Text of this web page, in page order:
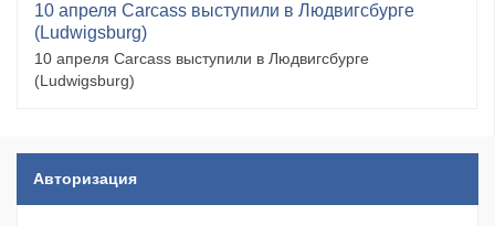
10 апреля Carcass выступили в Людвигсбурге
(Ludwigsburg)
10 апреля Carcass выступили в Людвигсбурге
(Ludwigsburg)
Авторизация